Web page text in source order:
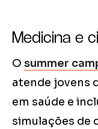
Medicina e
O summer
atende jovens
em saúde e
simulações de